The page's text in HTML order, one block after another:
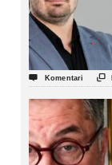
 Komentari 